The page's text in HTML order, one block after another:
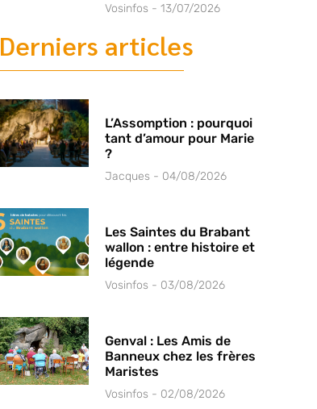
Vosinfos 13/07/2026
Derniers articles
L’Assomption : pourquoi
tant d’amour pour Marie
?
Jacques 04/08/2026
Les Saintes du Brabant
wallon : entre histoire et
légende
Vosinfos 03/08/2026
Genval : Les Amis de
Banneux chez les frères
Maristes
Vosinfos 02/08/2026